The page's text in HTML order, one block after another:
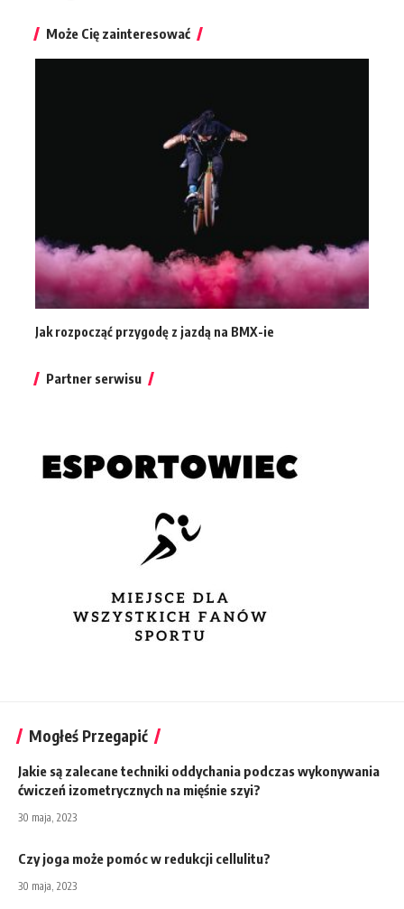
Może Cię zainteresować
Jak rozpocząć przygodę z jazdą na BMX-ie
Partner serwisu
Mogłeś Przegapić
Jakie są zalecane techniki oddychania podczas wykonywania
ćwiczeń izometrycznych na mięśnie szyi?
30 maja, 2023
Czy joga może pomóc w redukcji cellulitu?
30 maja, 2023